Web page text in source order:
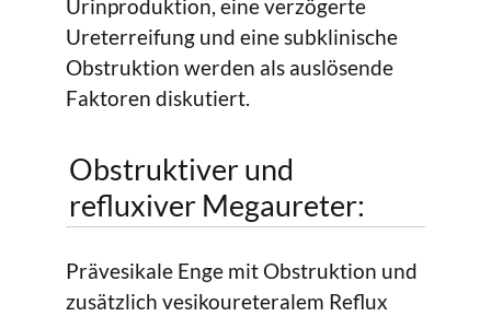
Urinproduktion, eine verzögerte
Ureterreifung und eine subklinische
Obstruktion werden als auslösende
Faktoren diskutiert.
Obstruktiver und
refluxiver Megaureter:
Prävesikale Enge mit Obstruktion und
zusätzlich vesikoureteralem Reflux